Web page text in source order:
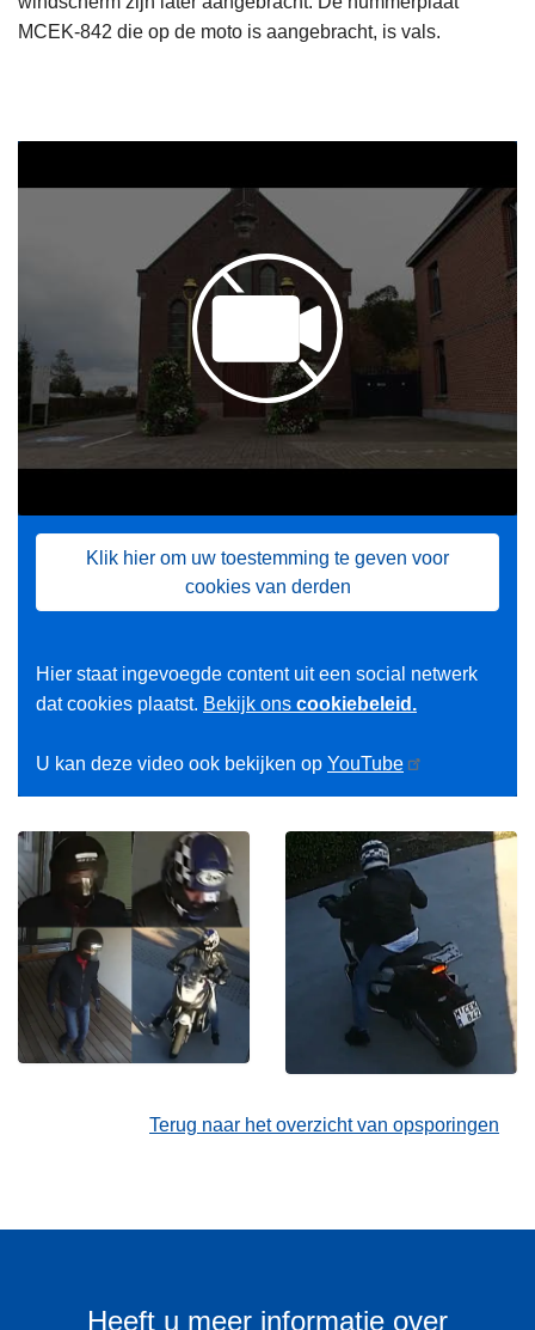
MCEK-842 die op de moto is aangebracht, is vals.
Klik hier om uw toestemming te geven voor
cookies van derden
Hier staat ingevoegde content uit een social netwerk
dat cookies plaatst. Bekijk ons cookiebeleid.
U kan deze video ook bekijken op YouTube
Terug naar het overzicht van opsporingen
Heeft u meer informatie over